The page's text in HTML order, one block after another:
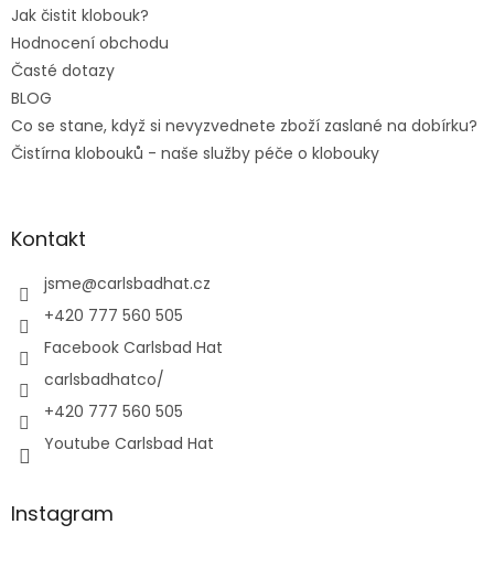
Jak čistit klobouk?
Hodnocení obchodu
Časté dotazy
BLOG
Co se stane, když si nevyzvednete zboží zaslané na dobírku?
Čistírna klobouků - naše služby péče o klobouky
Kontakt
jsme@carlsbadhat.cz
+420 777 560 505
Facebook Carlsbad Hat
carlsbadhatco/
+420 777 560 505
Youtube Carlsbad Hat
Instagram